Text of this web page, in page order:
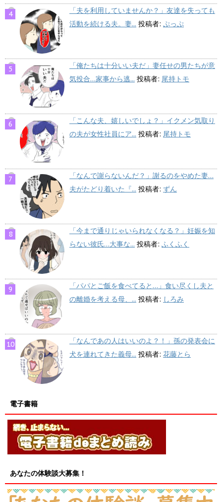
「夫を利用していませんか？」友達を失っても
活動を続ける夫。妻... 投稿者: ぷっぷ
「俺たちは十分いい夫だ」妻任せの男たちが意
気投合…家事から逃... 投稿者: 尾持トモ
「こんな夫、嬉しいでしょ？」イクメン気取り
の夫が女性社員にア... 投稿者: 尾持トモ
「なんで謝らないんだ？」謝るのをやめた妻…
夫がたどり着いた『... 投稿者: ずん
「今まで通りじゃいられなくなる？」妊娠を知
らない彼氏…大事な... 投稿者: ふくふく
「パパとご飯を食べてると…」食い尽くし夫と
の離婚を考える母、... 投稿者: しろみ
「なんであの人はいいのよ？！」孫の発表会に
犬を連れてきた義母... 投稿者: 花藤とら
電子書籍
あなたの体験談大募集！